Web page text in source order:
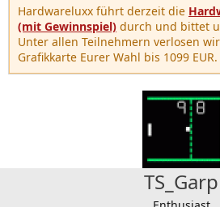
Hardwareluxx führt derzeit die
(mit Gewinnspiel) durch und bittet
Unter allen Teilnehmern verlosen
Grafikkarte Eurer Wahl bis 1099 EUR.
TS_Garp